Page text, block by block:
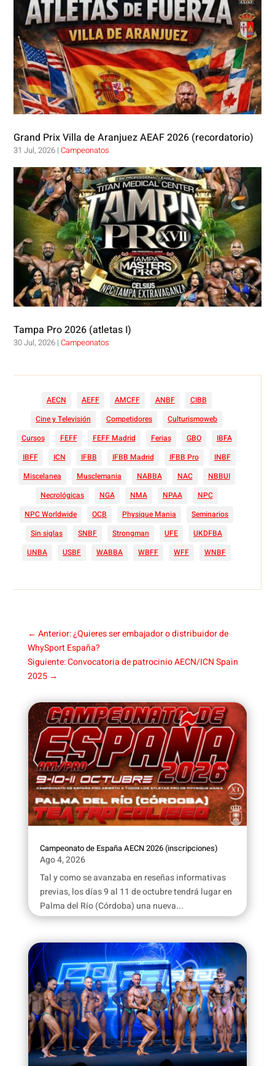
Grand Prix Villa de Aranjuez AEAF 2026 (recordatorio)
31 Jul, 2026 |Campeonatos
Tampa Pro 2026 (atletas I)
30 Jul, 2026 |Campeonatos
AECN AEFF AMCFF ANBF
CIBB
Cine y Televisión
Competidores
Culturismoweb
Cursos
FEFF FEFF Madrid Ferias GBO
IBFA
IBFF
ICN IFBB IFBB Madrid IFBB Pro
INBF
Miscelanea
Musclemania NABBA NAC
NBBUI
Necrológicas
NGA NMA NPAA
NPC
NPC Worldwide
OCB Physique Mania
Seminarios
Sin siglas
SNBF Strongman UFE
UKDFBA
UNBA
USBF WABBA WBFF WFF WNBF
← Anterior: ¿Quieres ser embajador o distribuidor de
WhySport España?
Siguiente: Convocatoria de patrocinio AECN/ICN Spain
2025→
Campeonato de España AECN 2026 (inscripciones)
Ago 4, 2026
Tal y como se avanzaba en reseñas informativas
previas, los días 9 al 11 de octubre tendrá lugar en
Palma del Río (Córdoba) una nueva...